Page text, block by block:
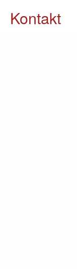
Kontakt